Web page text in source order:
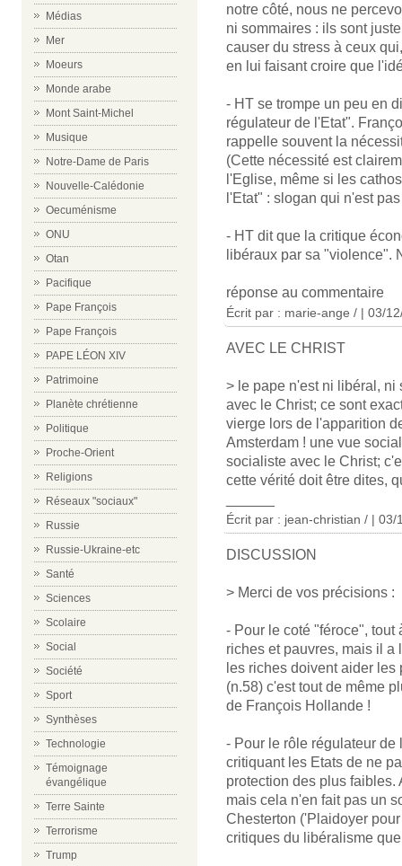
Médias
Mer
Moeurs
Monde arabe
Mont Saint-Michel
Musique
Notre-Dame de Paris
Nouvelle-Calédonie
Oecuménisme
ONU
Otan
Pacifique
Pape François
Pape François
PAPE LÉON XIV
Patrimoine
Planète chrétienne
Politique
Proche-Orient
Religions
Réseaux "sociaux"
Russie
Russie-Ukraine-etc
Santé
Sciences
Scolaire
Social
Société
Sport
Synthèses
Technologie
Témoignage
évangélique
Terre Sainte
Terrorisme
Trump
notre côté, nous ne
ni sommaires : ils sont
causer du stress à ceux
en lui faisant croire que
- HT se trompe un peu en
régulateur de l'Etat".
rappelle souvent la
(Cette nécessité est
l'Eglise, même si les
l'Etat" : slogan qui n'est
- HT dit que la critique
libéraux par sa "violence".
réponse au commentaire
Écrit par : marie-ange / | 03/
AVEC LE CHRIST
> le pape n'est ni libéral,
avec le Christ; ce sont
vierge lors de l'apparition
Amsterdam ! une vue
socialiste avec le Christ;
cette vérité doit être dites,
Écrit par : jean-christian / | 03/
DISCUSSION
> Merci de vos précisions :
- Pour le coté "féroce", tout
riches et pauvres, mais il a
les riches doivent aider
(n.58) c'est tout de même
de François Hollande !
- Pour le rôle régulateur
critiquant les Etats de ne
protection des plus faibles.
mais cela n'en fait pas un
Chesterton ('Plaidoyer
critiques du libéralisme